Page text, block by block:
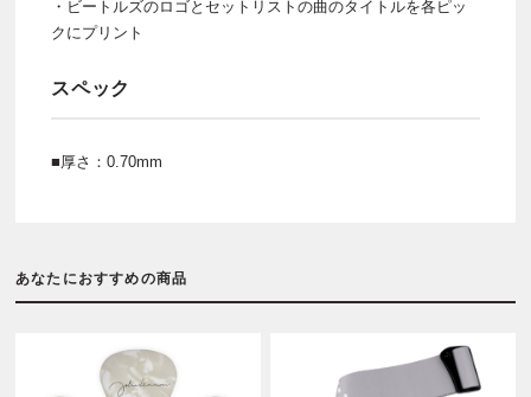
・ビートルズのロゴとセットリストの曲のタイトルを各ピッ
クにプリント
スペック
■厚さ：0.70mm
あなたにおすすめの商品